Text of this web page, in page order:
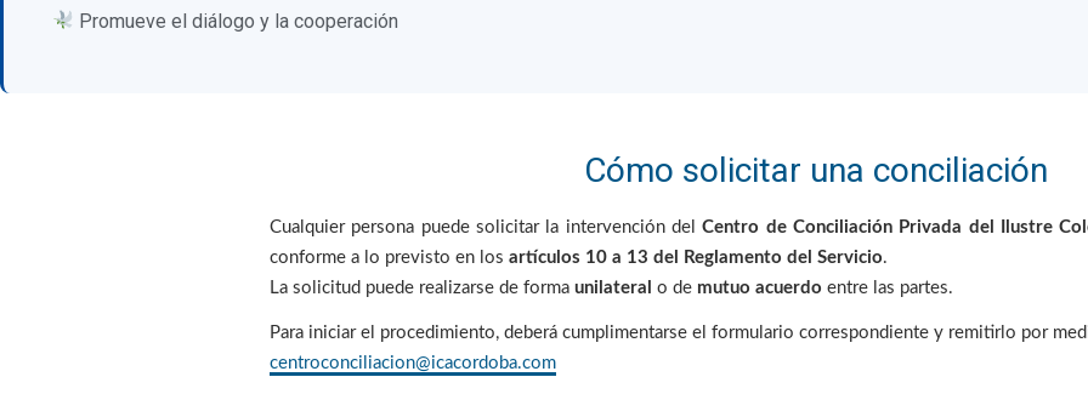
Promueve el diálogo y la cooperación
Cómo solicitar una conciliación
Cualquier persona puede solicitar la intervención delCentro de Conciliación Privada del Ilustre
conforme a lo previsto en los artículos 10 a 13 del Reglamento del Servicio.
La solicitud puede realizarse de forma unilateral o de mutuo acuerdo entre las partes.
Para iniciar el procedimiento, deberá cumplimentarse el formulario correspondiente y remitirlo por
centroconciliacion@icacordoba.com